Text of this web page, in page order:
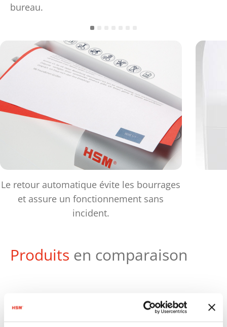
bureau.
Le retour automatique évite les bourrages
et assure un fonctionnement sans
incident.
Produits en comparaison